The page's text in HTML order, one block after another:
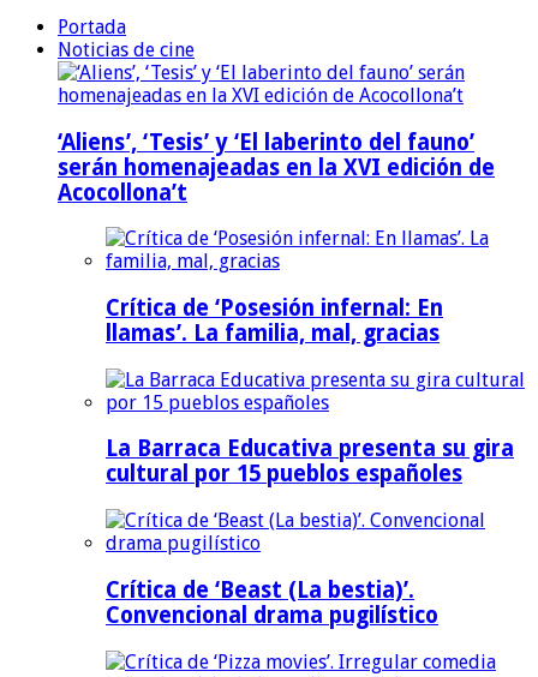
Portada
Noticias de cine
‘Aliens’, ‘Tesis’ y ‘El laberinto del fauno’
serán homenajeadas en la XVI edición de
Acocollona’t
Crítica de ‘Posesión infernal: En
llamas’. La familia, mal, gracias
La Barraca Educativa presenta su gira
cultural por 15 pueblos españoles
Crítica de ‘Beast (La bestia)’.
Convencional drama pugilístico